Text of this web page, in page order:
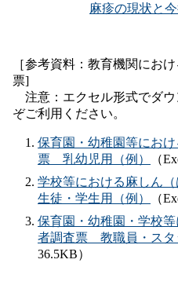
麻疹の現状と
［参考資料：教育機関にお
票]
注意：エクセル形式でダウ
ぞご利用ください。
保育園・幼稚園等にお
票 乳幼児用（例）
（
学校等における麻しん
生徒・学生用（例）
（
保育園・幼稚園・学校
者調査票 教職員・スタ
36.5KB）